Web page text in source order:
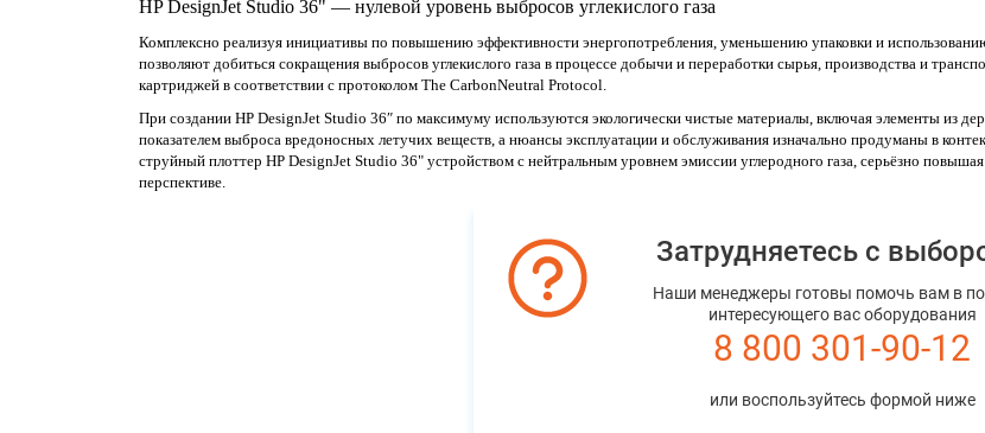
HP DesignJet Studio 36" — нулевой уровень выбросов углекислого газа
Комплексно реализуя инициативы по повышению эффективности энергопотребления, уменьшению упаковки и
позволяют добиться сокращения выбросов углекислого газа в процессе добычи и переработки сырья, производства и
картриджей в соответствии с протоколом The CarbonNeutral Protocol.
При создании HP DesignJet Studio 36″ по максимуму используются экологически чистые материалы, включая элементы из
показателем выброса вредоносных летучих веществ, а нюансы эксплуатации и обслуживания изначально продуманы в
струйный плоттер HP DesignJet Studio 36" устройством с нейтральным уровнем эмиссии углеродного газа, серьёзно
перспективе.
Затрудняетесь с
Наши менеджеры готовы помочь вам в
интересующего вас оборудования
8 800 301-90-12
или воспользуйтесь формой ниже